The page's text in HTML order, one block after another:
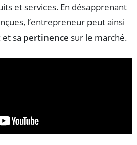
et services. En désapprenant
l’entrepreneur peut ainsi
et sa pertinence sur le marché.